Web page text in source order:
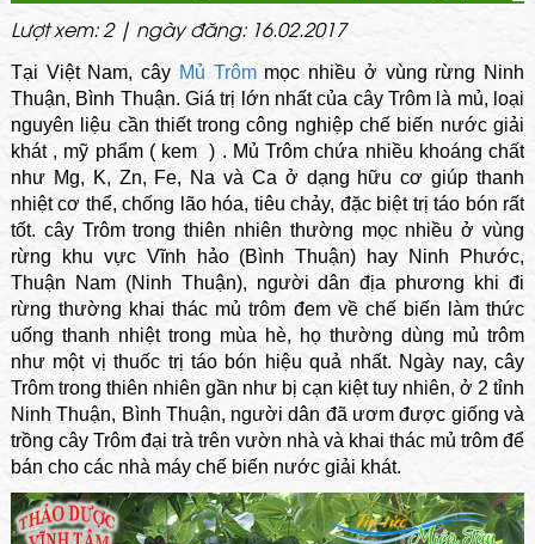
Lượt xem: 2 | ngày đăng: 16.02.2017
Tại Việt Nam, cây Mủ Trômmọc nhiều ở vùng rừng Ninh
Thuận, Bình Thuận. Giá trị lớn nhất của cây Trôm là mủ, loại
nguyên liệu cần thiết trong công nghiệp chế biến nước giải
khát , mỹ phẩm ( kem ) . Mủ Trôm chứa nhiều khoáng chất
như Mg, K, Zn, Fe, Na và Ca ở dạng hữu cơ giúp thanh
nhiệt cơ thể, chống lão hóa, tiêu chảy, đặc biệt trị táo bón rất
tốt. cây Trôm trong thiên nhiên thường mọc nhiều ở vùng
rừng khu vực Vĩnh hảo (Bình Thuận) hay Ninh Phước,
Thuận Nam (Ninh Thuận), người dân địa phương khi đi
rừng thường khai thác mủ trôm đem về chế biến làm thức
uống thanh nhiệt trong mùa hè, họ thường dùng mủ trôm
như một vị thuốc trị táo bón hiệu quả nhất. Ngày nay, cây
Trôm trong thiên nhiên gần như bị cạn kiệt tuy nhiên, ở 2 tỉnh
Ninh Thuận, Bình Thuận, người dân đã ươm được giống và
trồng cây Trôm đại trà trên vườn nhà và khai thác mủ trôm để
bán cho các nhà máy chế biến nước giải khát.